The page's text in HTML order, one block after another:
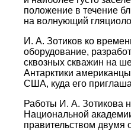
положение в течение
на волнующий
И. А. Зотиков ко
оборудование,
сквозных скважин на
Антарктики
США, куда его
Работы И. А. Зотикова
Национальной
правительством